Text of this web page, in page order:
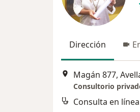
Dirección
Magán 877,
Consultorio
Consulta en línea